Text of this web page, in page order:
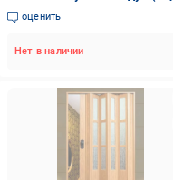
№79)
оценить
Нет в наличии